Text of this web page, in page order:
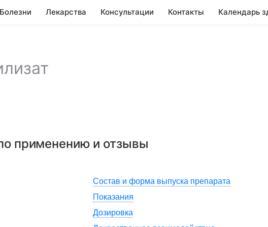
Болезни Лекарства Консультации Контакты Календарь
применению и отзывы
Состав и форма выпуска препарата
Показания
Дозировка